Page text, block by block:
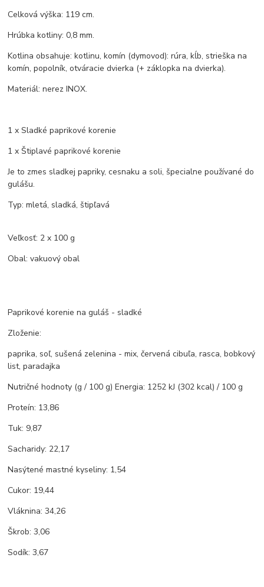
Celková výška: 119 cm.
Hrúbka kotliny: 0,8 mm.
Kotlina obsahuje: kotlinu, komín (dymovod): rúra, kĺb, strieška na
komín, popolník, otváracie dvierka (+ záklopka na dvierka).
Materiál: nerez INOX.
1 x Sladké paprikové korenie
1 x Štiplavé paprikové korenie
Je to zmes sladkej papriky, cesnaku a soli, špecialne používané do
gulášu.
Typ: mletá, sladká, štipľavá
Veľkosť: 2 x 100 g
Obal: vakuový obal
Paprikové korenie na guláš - sladké
Zloženie:
paprika, soľ, sušená zelenina - mix, červená cibuľa, rasca, bobkový
list, paradajka
Nutričné hodnoty (g / 100 g) Energia: 1252 kJ (302 kcal) / 100 g
Proteín: 13,86
Tuk: 9,87
Sacharidy: 22,17
Nasýtené mastné kyseliny: 1,54
Cukor: 19,44
Vláknina: 34,26
Škrob: 3,06
Sodík: 3,67